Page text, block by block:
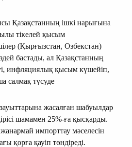
Қазақстанның ішкі нарығына
тікелей қысым
(Қырғызстан, Өзбекстан)
бастады, ал Қазақстанның
инфляциялық қысым күшейіп,
салмақ түсуде
жасалған шабуылдар
шамамен 25%-ға қысқарды.
импорттау мәселесін
қорға қауіп төндіреді.